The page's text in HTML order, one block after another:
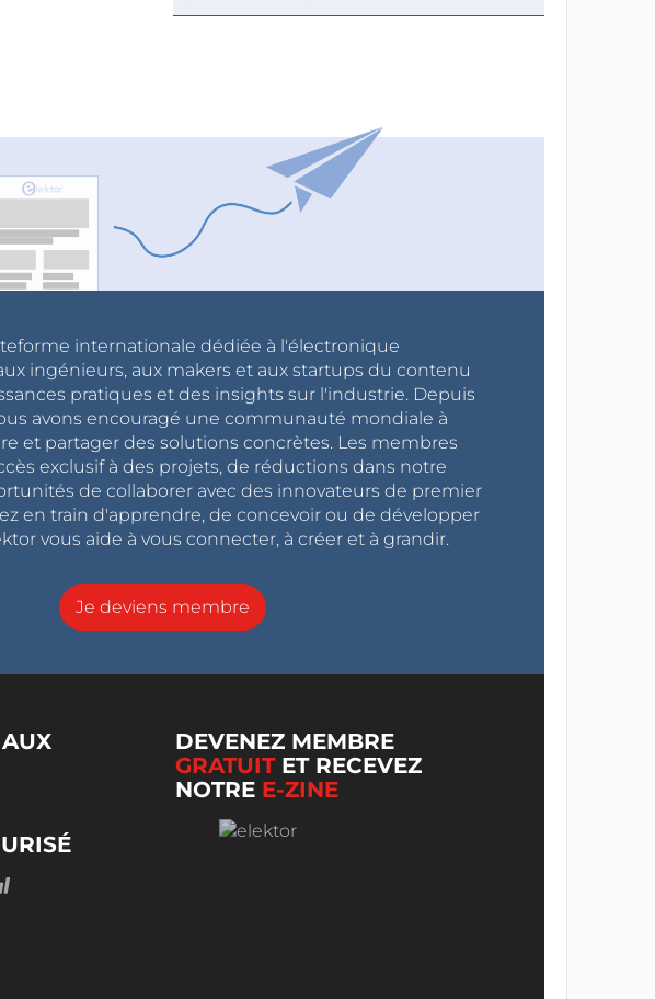
internationale dédiée à l'électronique
ingénieurs, aux makers et aux startups du contenu
pratiques et des insights sur l'industrie. Depuis
avons encouragé une communauté mondiale à
et partager des solutions concrètes. Les membres
exclusif à des projets, de réductions dans notre
de collaborer avec des innovateurs de premier
en train d'apprendre, de concevoir ou de développer
vous aide à vous connecter, à créer et à grandir.
Je deviens membre
DEVENEZ MEMBRE
GRATUITET RECEVEZ
NOTRE E-ZINE